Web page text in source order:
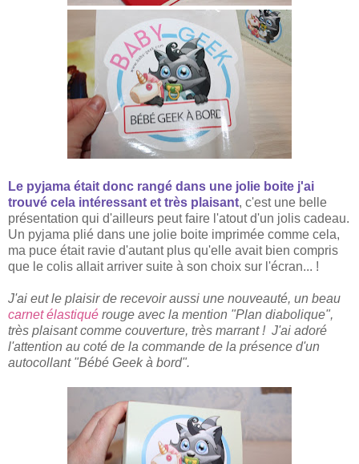
Le pyjama était donc rangé dans une jolie boite j'ai
trouvé cela intéressant et très plaisant, c'est une belle
présentation qui d'ailleurs peut faire l'atout d'un jolis cadeau.
Un pyjama plié dans une jolie boite imprimée comme cela,
ma puce était ravie d'autant plus qu'elle avait bien compris
que le colis allait arriver suite à son choix sur l'écran... !
J'ai eut le plaisir de recevoir aussi une nouveauté, un beau
carnet élastiqué rouge avec la mention "Plan diabolique",
très plaisant comme couverture, très marrant! J'ai adoré
l'attention au coté de la commande de la présence d'un
autocollant "Bébé Geek à bord".